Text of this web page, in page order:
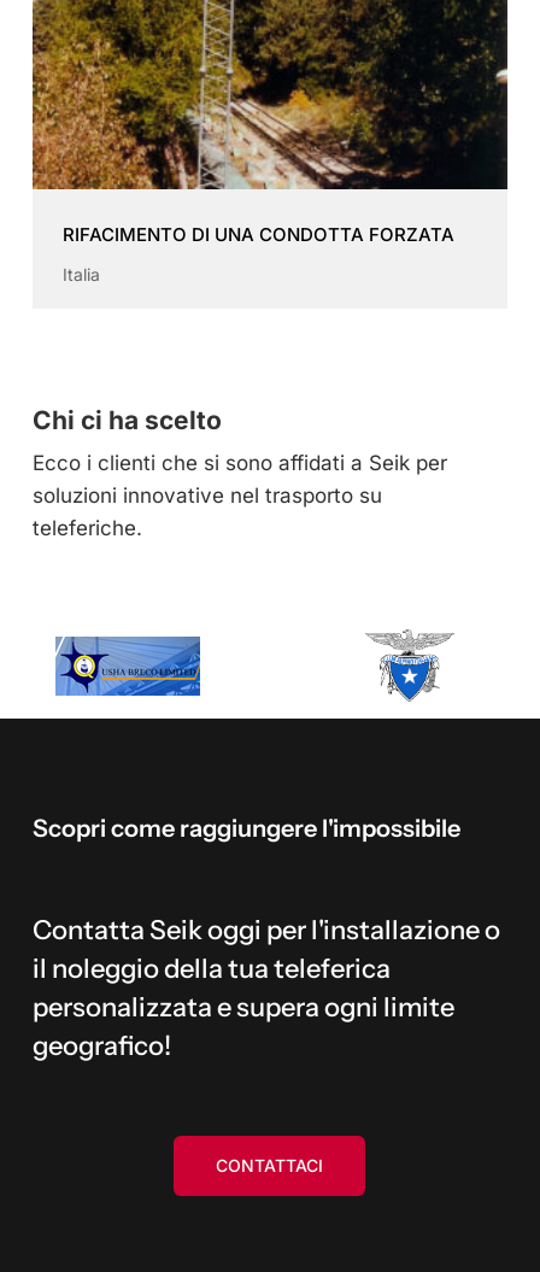
RIFACIMENTO DI UNA CONDOTTA FORZATA
Italia
Chi ci ha scelto
Ecco i clienti che si sono affidati a Seik per
soluzioni innovative nel trasporto su
teleferiche.
Scopri come raggiungere l'impossibile
Contatta Seik oggi per l'installazione o
il noleggio della tua teleferica
personalizzata e supera ogni limite
geografico!
CONTATTACI